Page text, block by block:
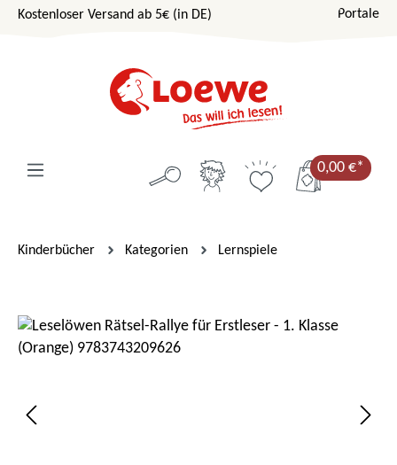
Zum Hauptinhalt springen
Kostenloser Versand ab 5€ (in DE) Portale
0,00 €*
Kinderbücher Kategorien Lernspiele
Bildergalerie überspringen